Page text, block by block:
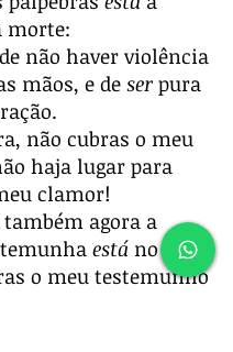
morte:
não haver violência
mãos, e de ser pura
não cubras o meu
haja lugar para
clamor!
também agora a
está no céu,
o meu testemunho